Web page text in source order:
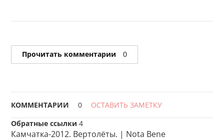
Прочитать комментарии 0
КОММЕНТАРИИ 0
ОСТАВИТЬ ЗАМЕТКУ
Обратные ссылки 4
Камчатка-2012. Вертолёты. | Nota Bene